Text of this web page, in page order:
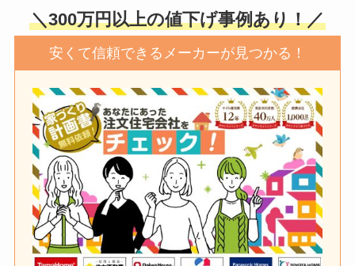
＼300万円以上の値下げ事例あり！／
安くて信頼できるメーカーが見つかる！